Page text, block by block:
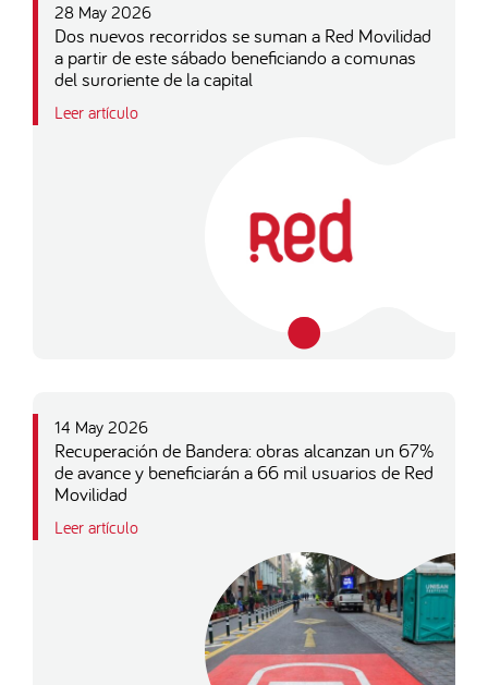
28 May 2026
Dos nuevos recorridos se suman a Red Movilidad
a partir de este sábado beneficiando a comunas
del suroriente de la capital
Leer artículo
14 May 2026
Recuperación de Bandera: obras alcanzan un 67%
de avance y beneficiarán a 66 mil usuarios de Red
Movilidad
Leer artículo